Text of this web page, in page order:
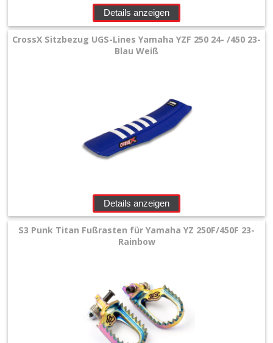
Details anzeigen
CrossX Sitzbezug UGS-Lines Yamaha YZF 250 24- /450 23-
Blau Weiß
Details anzeigen
S3 Punk Titan Fußrasten für Yamaha YZ 250F/450F 23-
Rainbow